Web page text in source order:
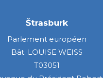
Štrasburk
Parlement européen
Bât. LOUISE WEISS
T03051